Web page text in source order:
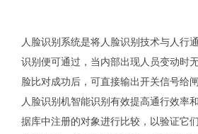
人脸识别系统是将人脸识别技术与人行
识别便可通过，当内部出现人员变动时
脸比对成功后，可直接输出开关信号给
人脸识别机智能识别有效提高通行效率
据库中注册的对象进行比较，以验证它